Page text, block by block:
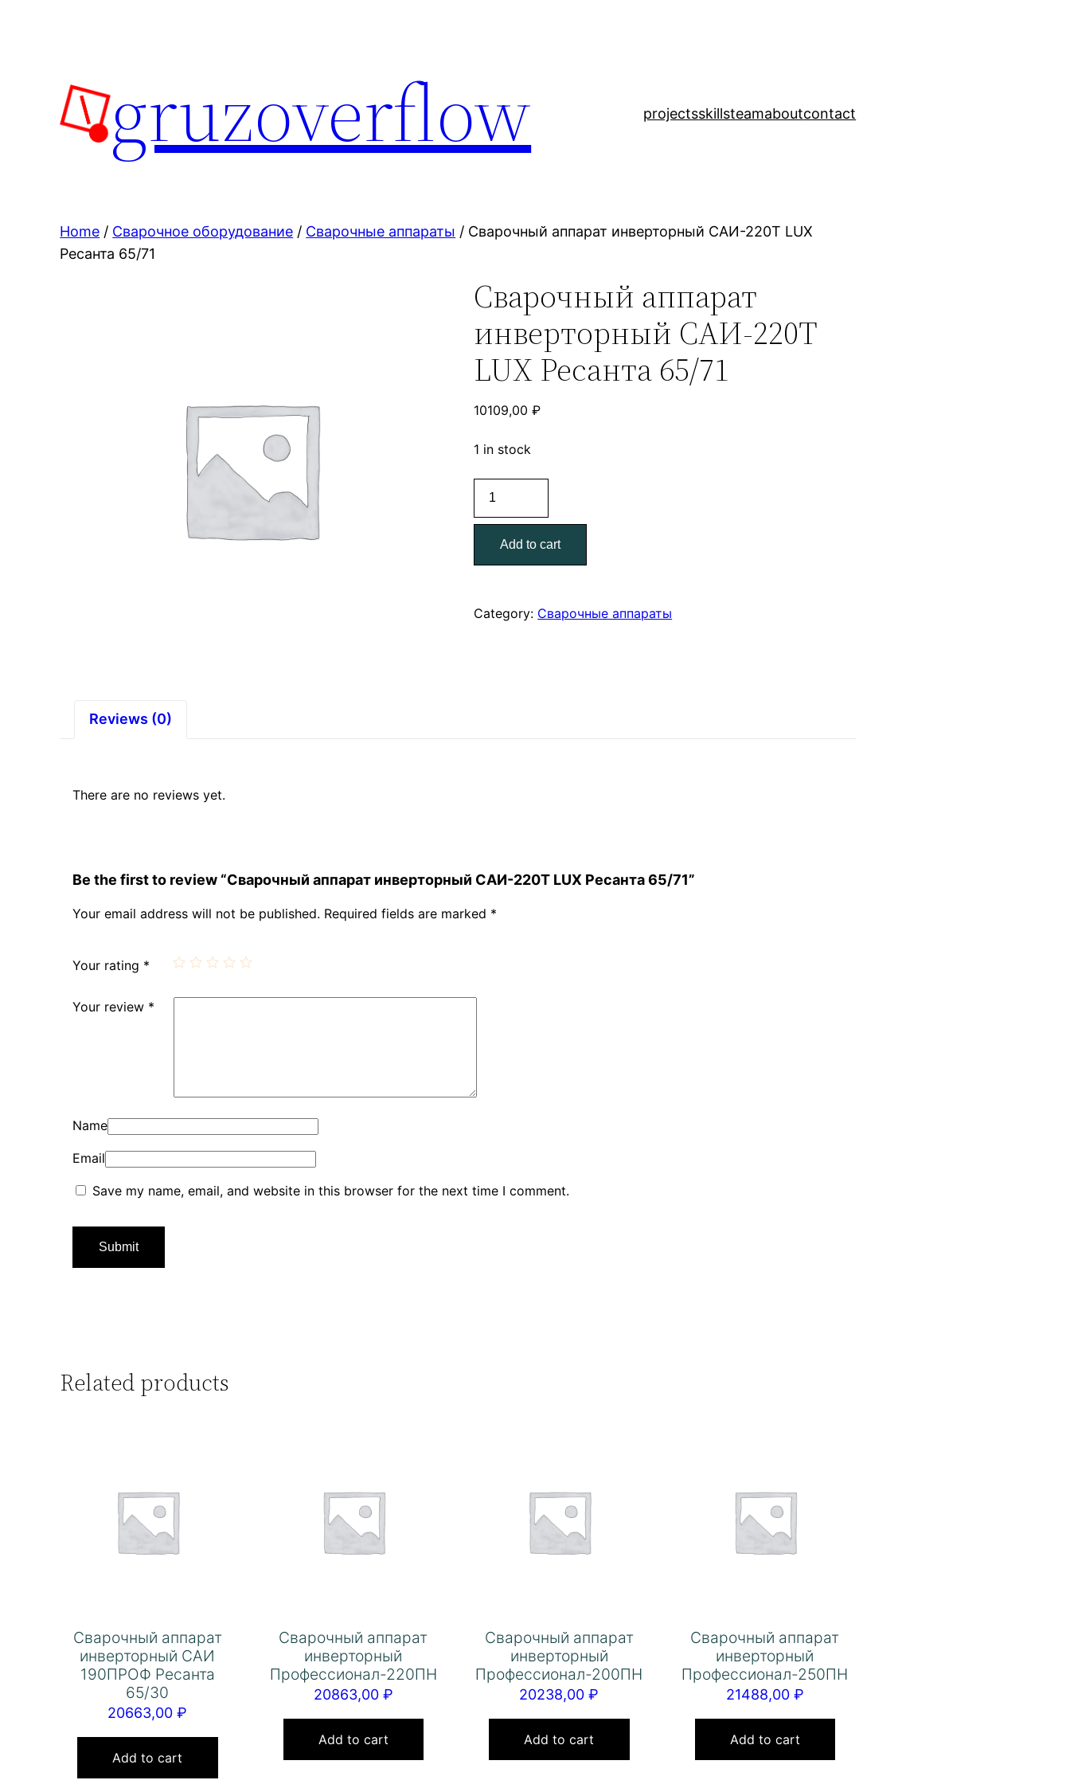
gruzoverflow projectsskillsteamaboutcontact
Home / Сварочное оборудование / Сварочные аппараты / Сварочный аппарат инверторный САИ-220Т LUX
Ресанта 65/71
Сварочный аппарат
инверторный САИ-220Т
LUX Ресанта 65/71
10109,00₽
1 in stock
инверторный
САИ-220Т
LUX
65/71
Add to cart
Category: Сварочные аппараты
Reviews (0)
There are no reviews yet.
Be the first to review “Сварочный аппарат инверторный САИ-220Т LUX Ресанта 65/71”
Your email address will not be published. Required fields are marked *
Your rating *
Your review *
Name
Email
Save my name, email, and website in this browser for the next time I comment.
Related products
Сварочный аппарат
инверторный САИ
190ПРОФ Ресанта
65/30
20663,00₽
Add to cart
Сварочный аппарат
инверторный
Профессионал-220ПН
20863,00 ₽
Add to cart
Сварочный аппарат
инверторный
Профессионал-200ПН
20238,00₽
Add to cart
Сварочный аппарат
инверторный
Профессионал-250ПН
21488,00 ₽
Add to cart